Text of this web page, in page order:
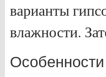
варианты
влажности.
Особенности